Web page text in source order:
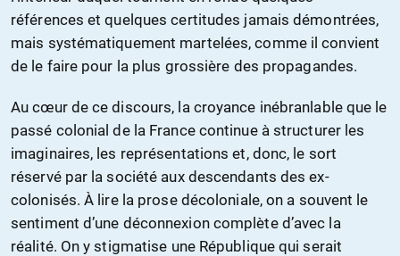
références et quelques certitudes jamais démontrées,
mais systématiquement martelées, comme il convient
de le faire pour la plus grossière des propagandes.
Au cœur de ce discours, la croyance inébranlable que le
passé colonial de la France continue à structurer les
imaginaires, les représentations et, donc, le sort
réservé par la société aux descendants des ex-
colonisés. À lire la prose décoloniale, on a souvent le
sentiment d’une déconnexion complète d’avec la
réalité. On y stigmatise une République qui serait